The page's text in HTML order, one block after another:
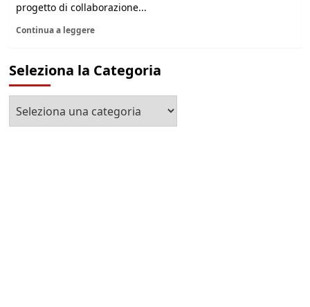
progetto di collaborazione...
Continua a leggere
Seleziona la Categoria
la